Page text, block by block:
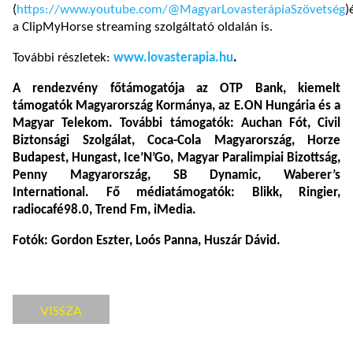
(https://www.youtube.com/@MagyarLovasterápiaSzövetség
a ClipMyHorse streaming szolgáltató oldalán is.
További részletek: www.lovasterapia.hu.
A rendezvény főtámogatója az OTP Bank, kiemelt
támogatók Magyarország Kormánya, az E.ON Hungária és a
Magyar Telekom. További támogatók: Auchan Fót, Civil
Biztonsági Szolgálat, Coca-Cola Magyarország, Horze
Budapest, Hungast, Ice’N’Go, Magyar Paralimpiai Bizottság,
Penny Magyarország, SB Dynamic, Waberer’s
International. Fő médiatámogatók: Blikk, Ringier,
radiocafé98.0, Trend Fm, iMedia.
Fotók: Gordon Eszter, Loós Panna, Huszár Dávid.
VISSZA